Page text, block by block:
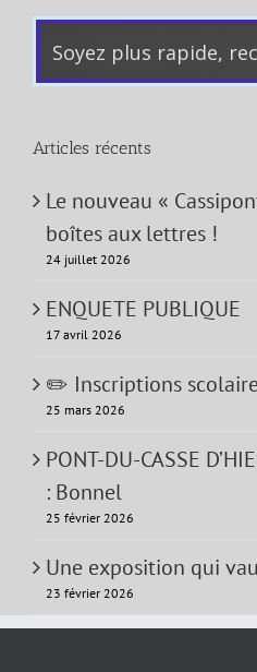
Articles récents
Le nouveau «
boîtes aux lettres !
24 juillet 2026
ENQUETE PUBLIQUE
17 avril 2026
✏️ Inscriptions
25 mars 2026
PONT-DU-CASSE
: Bonnel
25 février 2026
Une exposition qui
23 février 2026